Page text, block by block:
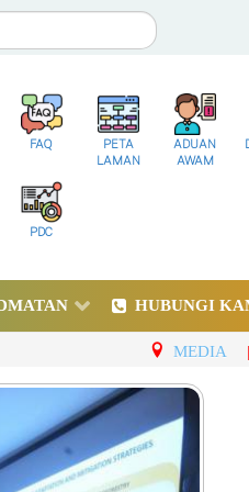
FAQ
PETA
LAMAN
ADUAN
AWAM
PDC
HUBUNGI
MEDIA |